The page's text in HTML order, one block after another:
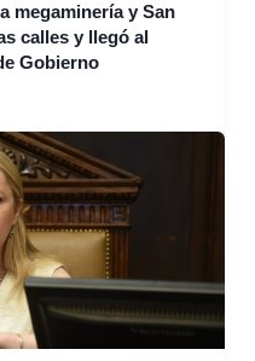
megaminería y San
calles y llegó al
Gobierno